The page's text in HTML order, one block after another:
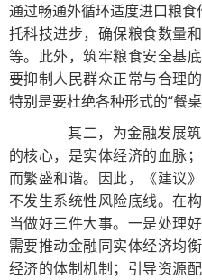
通过畅通外循环适度进口粮食
托科技进步，确保粮食数量
等。此外，筑牢粮食安全基
要抑制人民群众正常与合理
特别是要杜绝各种形式的“餐桌
其二，为金融发展筑
的核心，是实体经济的血脉
而繁盛和谐。因此，《建议
不发生系统性风险底线。在
当做好三件大事。一是处理
需要推动金融同实体经济均
经济的体制机制；引导资源